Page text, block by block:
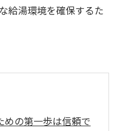
給湯環境を確保するた
めの第一歩は信頼で